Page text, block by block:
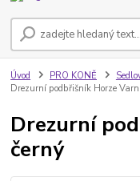
Úvod PRO KONĚ
Drezurní podbřišník Horze
Drezurní
černý